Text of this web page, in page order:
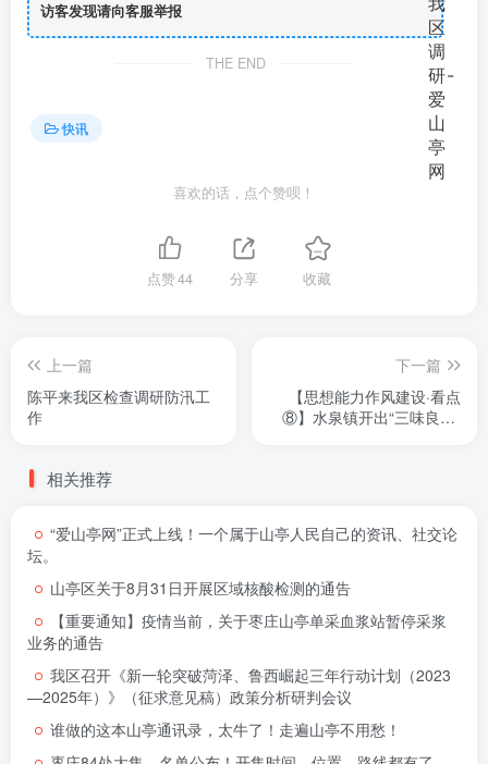
访客发现请向客服举报
THE END
快讯
喜欢的话，点个赞呗！
点赞44 分享 收藏
上一篇
陈平来我区检查调研防汛工
作
下一篇
【思想能力作风建设·看点
⑧】水泉镇开出“三味良方”
相关推荐
“爱山亭网”正式上线！一个属于山亭人民自己的资讯、社交论
坛。
山亭区关于8月31日开展区域核酸检测的通告
【重要通知】疫情当前，关于枣庄山亭单采血浆站暂停采浆
业务的通告
我区召开《新一轮突破菏泽、鲁西崛起三年行动计划（2023
—2025年）》（征求意见稿）政策分析研判会议
谁做的这本山亭通讯录，太牛了！走遍山亭不用愁！